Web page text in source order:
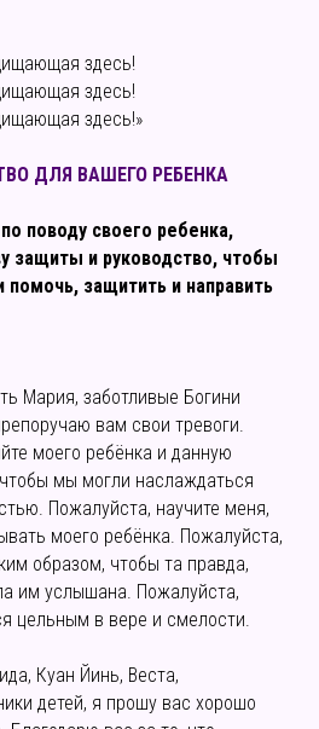
здесь!
здесь!
здесь!»
ДЛЯ ВАШЕГО РЕБЕНКА
поводу своего ребенка,
защиты и руководство, чтобы
защитить и направить
Мария, заботливые Богини
вам свои тревоги.
моего ребёнка и данную
мы могли наслаждаться
Пожалуйста, научите меня,
моего ребёнка. Пожалуйста,
образом, чтобы та правда,
им услышана. Пожалуйста,
цельным в вере и смелости.
Куан Йинь, Веста,
детей, я прошу вас хорошо